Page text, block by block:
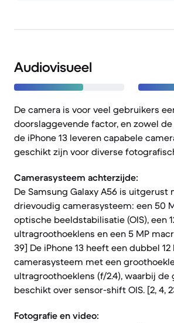
Audiovisueel
De camera is voor veel gebruikers
doorslaggevende factor, en zowel de
de iPhone 13 leveren capabele
geschikt zijn voor diverse
Camerasysteem achterzijde:
De Samsung Galaxy A56 is uitgerust
drievoudig camerasysteem: een 50
optische beeldstabilisatie (OIS), een
ultragroothoeklens en een 5 MP
39] De iPhone 13 heeft een dubbel 12
camerasysteem met een
ultragroothoeklens (f/2.4), waarbij de
beschikt over sensor-shift OIS. [2, 4,
Fotografie en video: